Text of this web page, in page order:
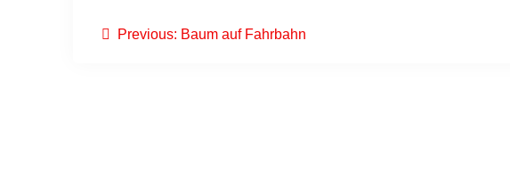
Beitragsnavigation
Previous: Previous
Baum auf Fahrbahn